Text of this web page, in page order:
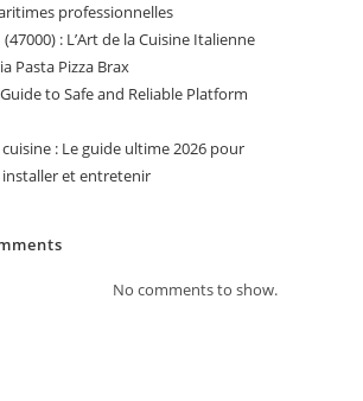
professionnelles
(47000) : L’Art de la Cuisine Italienne
Pasta Pizza Brax
to Safe and Reliable Platform
: Le guide ultime 2026 pour
installer et entretenir
No comments to show.